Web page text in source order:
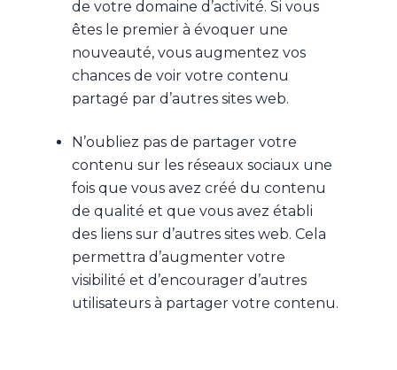
de votre domaine d’activité. Si vous
êtes le premier à évoquer une
nouveauté, vous augmentez vos
chances de voir votre contenu
partagé par d’autres sites web.
N’oubliez pas de partager votre
contenu sur les réseaux sociaux une
fois que vous avez créé du contenu
de qualité et que vous avez établi
des liens sur d’autres sites web. Cela
permettra d’augmenter votre
visibilité et d’encourager d’autres
utilisateurs à partager votre contenu.